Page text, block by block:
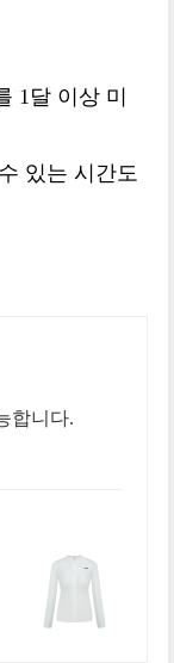
1달 이상 미
있는 시간도
합니다.